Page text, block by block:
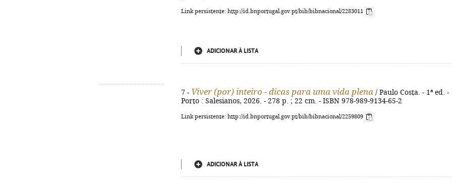
Link persistente: http://id.bnportugal.gov.pt/bib/bibnacional/2283011
ADICIONAR À LISTA
7 - Viver (por) inteiro - dicas para uma vida plena / Paulo Costa. - 1ª ed. -
Porto : Salesianos, 2026. - 278 p. ; 22 cm. - ISBN 978-989-9134-65-2
Link persistente: http://id.bnportugal.gov.pt/bib/bibnacional/2259809
ADICIONAR À LISTA